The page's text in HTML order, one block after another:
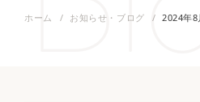
ホーム お知らせ・ブログ 2024年8